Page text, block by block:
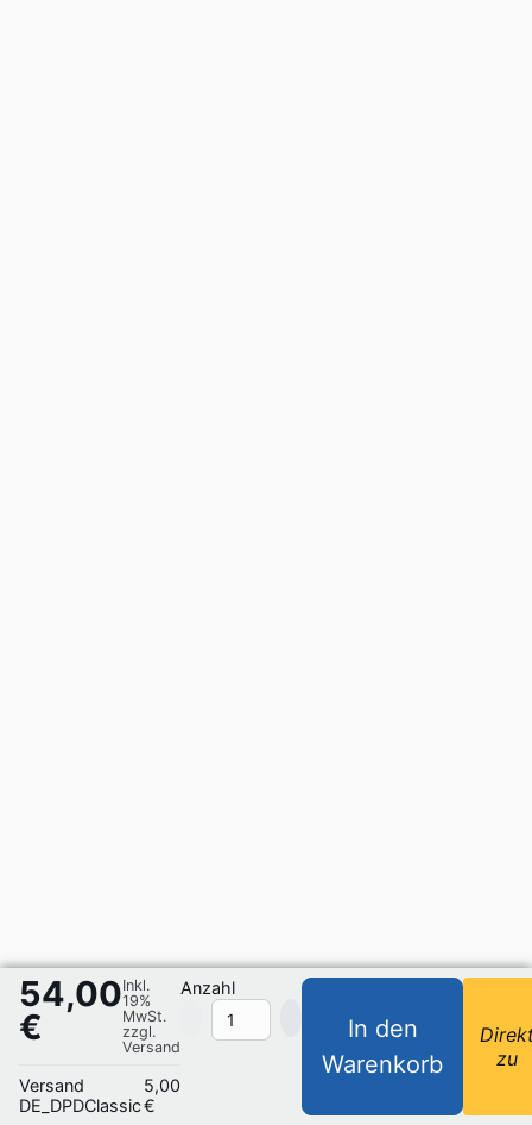
54,00
€
Inkl.
19%
MwSt.
zzgl.
Versand
Versand
DE_DPDClassic
5,00
€
Anzahl
In den
Warenkorb
zu